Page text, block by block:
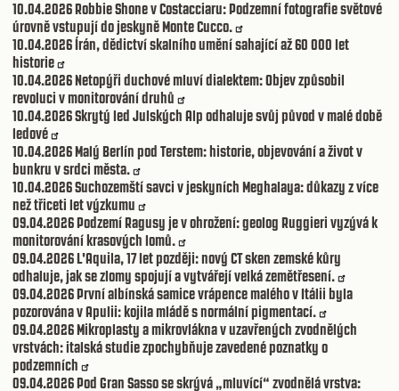
10.04.2026Robbie Shone v Costacciaru: Podzemní fotografie světové
úrovně vstupují do jeskyně Monte Cucco.
10.04.2026Írán, dědictví skalního umění sahající až 60 000 let
historie
10.04.2026Netopýři duchové mluví dialektem: Objev způsobil
revoluci v monitorování druhů
10.04.2026Skrytý led Julských Alp odhaluje svůj původ v malé době
ledové
10.04.2026Malý Berlín pod Terstem: historie, objevování a život v
bunkru v srdci města.
10.04.2026Suchozemští savci v jeskyních Meghalaya: důkazy z více
než třiceti let výzkumu
09.04.2026Podzemí Ragusy je v ohrožení: geolog Ruggieri vyzývá k
monitorování krasových lomů.
09.04.2026L'Aquila, 17 let později: nový CT sken zemské kůry
odhaluje, jak se zlomy spojují a vytvářejí velká zemětřesení.
09.04.2026První albínská samice vrápence malého v Itálii byla
pozorována v Apulii: kojila mládě s normální pigmentací.
09.04.2026Mikroplasty a mikrovlákna v uzavřených zvodnělých
vrstvách: italská studie zpochybňuje zavedené poznatky o
podzemních
09.04.2026Pod Gran Sasso se skrývá „mluvící“ zvodnělá vrstva: